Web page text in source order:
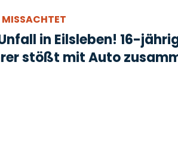
in Eilsleben! 16-
stößt mit Auto